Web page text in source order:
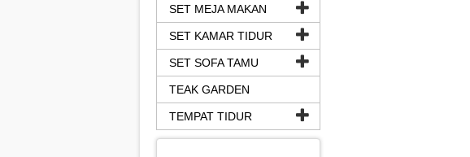
SET MEJA MAKAN
SET KAMAR TIDUR
SET SOFA TAMU
TEAK GARDEN
TEMPAT TIDUR